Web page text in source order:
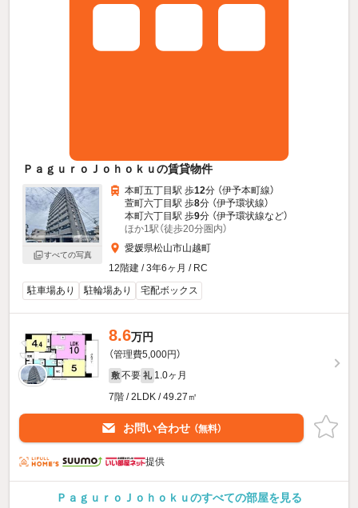
ＰａｇｕｒｏＪｏｈｏｋｕの賃貸物件
すべての写真
本町五丁目駅 歩12分 （伊予本町線）
萱町六丁目駅 歩8分 （伊予環状線）
本町六丁目駅 歩9分 （伊予環状線など）
ほか1駅（徒歩20分圏内）
愛媛県松山市山越町
12階建 / 3年6ヶ月 / RC
駐車場あり
駐輪場あり 宅配ボックス
8.6万円
（管理費5,000円）
敷 不要 礼 1.0ヶ月
7階 / 2LDK / 49.27㎡
お問い合わせ （無料）
提供
ＰａｇｕｒｏＪｏｈｏｋｕのすべての部屋を見る